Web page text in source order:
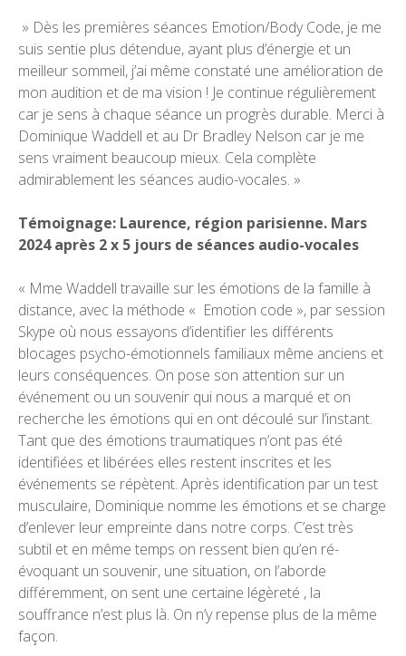
» Dès les premières séances Emotion/Body Code, je me
suis sentie plus détendue, ayant plus d’énergie et un
meilleur sommeil, j’ai même constaté une amélioration de
mon audition et de ma vision ! Je continue régulièrement
car je sens à chaque séance un progrès durable. Merci à
Dominique Waddell et au Dr Bradley Nelson car je me
sens vraiment beaucoup mieux. Cela complète
admirablement les séances audio-vocales. »
Témoignage: Laurence, région parisienne. Mars
2024 après 2 x 5 jours de séances audio-vocales
« Mme Waddell travaille sur les émotions de la famille à
distance, avec la méthode « Emotion code », par session
Skype où nous essayons d’identifier les différents
blocages psycho-émotionnels familiaux même anciens et
leurs conséquences. On pose son attention sur un
événement ou un souvenir qui nous a marqué et on
recherche les émotions qui en ont découlé sur l’instant.
Tant que des émotions traumatiques n’ont pas été
identifiées et libérées elles restent inscrites et les
événements se répètent. Après identification par un test
musculaire, Dominique nomme les émotions et se charge
d’enlever leur empreinte dans notre corps. C’est très
subtil et en même temps on ressent bien qu’en ré-
évoquant un souvenir, une situation, on l’aborde
différemment, on sent une certaine légèreté , la
souffrance n’est plus là. On n’y repense plus de la même
façon.